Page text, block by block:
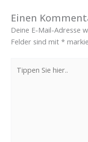
Einen
Deine E-Mail-Adresse
Felder sind mit*
Sie